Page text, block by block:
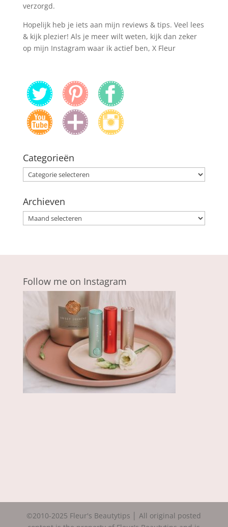
verzorgd.
Hopelijk heb je iets aan mijn reviews & tips. Veel lees
& kijk plezier! Als je meer wilt weten, kijk dan zeker
op mijn Instagram waar ik actief ben, X Fleur
Categorieën
Categorieën
Archieven
Archieven
Follow me on Instagram
©2010-2025 Fleur's Beautytips │ All original posted